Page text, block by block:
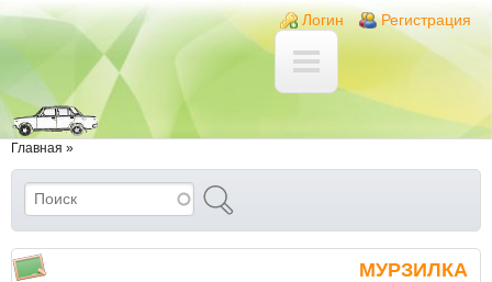
Перейти к основному содержанию
Skip to search
Login links
Логин Регистрация
Вы здесь
Главная »
Форма поиска
Поиск
МУРЗИЛКА